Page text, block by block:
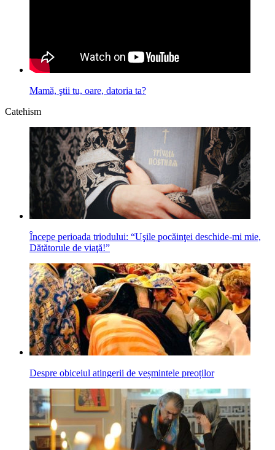
Mamă, ştii tu, oare, datoria ta?
Catehism
Începe perioada triodului: “Uşile pocăinţei deschide-mi mie,
Dătătorule de viaţă!”
Despre obiceiul atingerii de veșmintele preoților